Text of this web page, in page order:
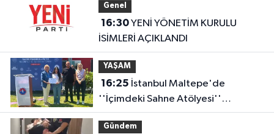
Genel
16:30YENİ YÖNETİM KURULU
İSİMLERİ AÇIKLANDI
YAŞAM
16:25
''İçimdeki Sahne Atölyesi''
katılımcıları belgelerini aldı
Gündem